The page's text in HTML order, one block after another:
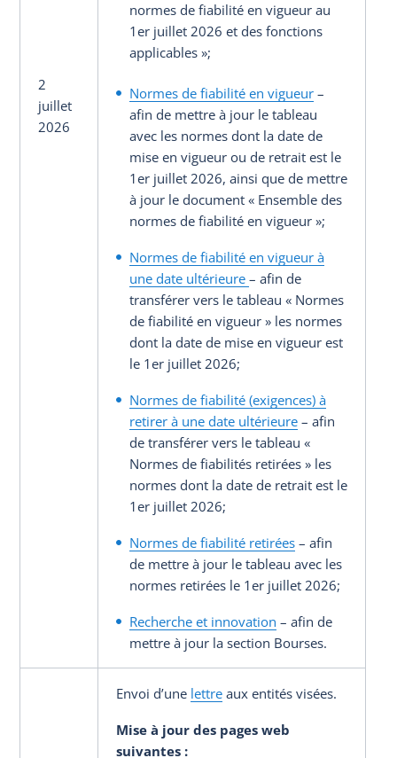
2
juillet
2026
normes de fiabilité en vigueur au
1er juillet 2026 et des fonctions
applicables »;
Normes de fiabilité en vigueur –
afin de mettre à jour le tableau
avec les normes dont la date de
mise en vigueur ou de retrait est le
1er juillet 2026, ainsi que de mettre
à jour le document « Ensemble des
normes de fiabilité en vigueur »;
Normes de fiabilité en vigueur à
une date ultérieure – afin de
transférer vers le tableau « Normes
de fiabilité en vigueur » les normes
dont la date de mise en vigueur est
le 1er juillet 2026;
Normes de fiabilité (exigences) à
retirer à une date ultérieure – afin
de transférer vers le tableau «
Normes de fiabilités retirées » les
normes dont la date de retrait est le
1er juillet 2026;
Normes de fiabilité retirées – afin
de mettre à jour le tableau avec les
normes retirées le 1er juillet 2026;
Recherche et innovation – afin de
mettre à jour la section Bourses.
Envoi d’une lettre aux entités visées.
Mise à jour des pages web
suivantes :